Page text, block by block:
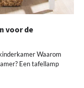
voor de
Waarom
Een tafellamp